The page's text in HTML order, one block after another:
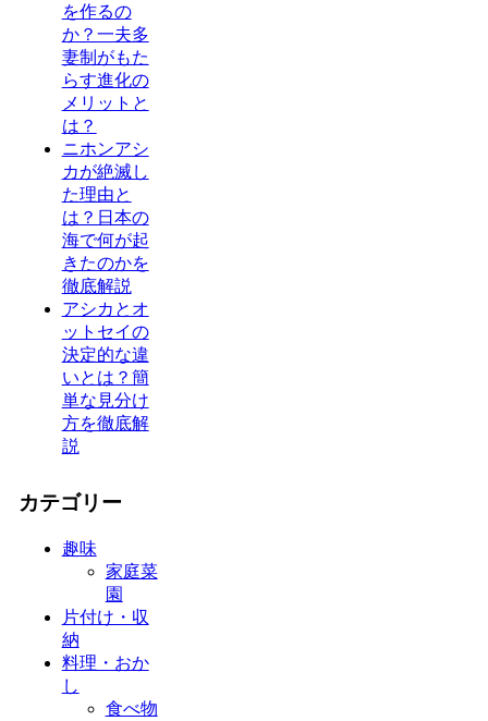
を作るの
か？一夫多
妻制がもた
らす進化の
メリットと
は？
ニホンアシ
カが絶滅し
た理由と
は？日本の
海で何が起
きたのかを
徹底解説
アシカとオ
ットセイの
決定的な違
いとは？簡
単な見分け
方を徹底解
説
カテゴリー
趣味
家庭菜
園
片付け・収
納
料理・おか
し
食べ物